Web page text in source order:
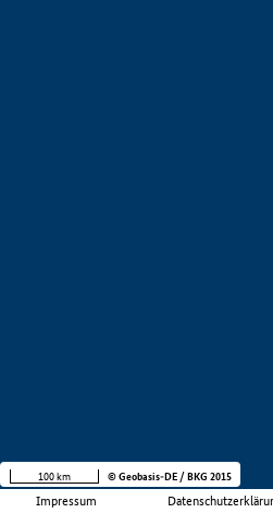
Impressum
100 km © Geobasis-DE / BKG 2015